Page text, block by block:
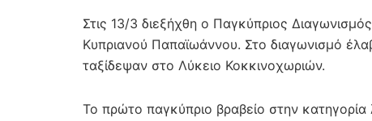
Στις 13/3 διεξήχθη ο Παγκύπριος
Κυπριανού Παπαϊωάννου. Στο διαγωνισμό
ταξίδεψαν στο Λύκειο Κοκκινοχωριών.
Το πρώτο παγκύπριο βραβείο στην